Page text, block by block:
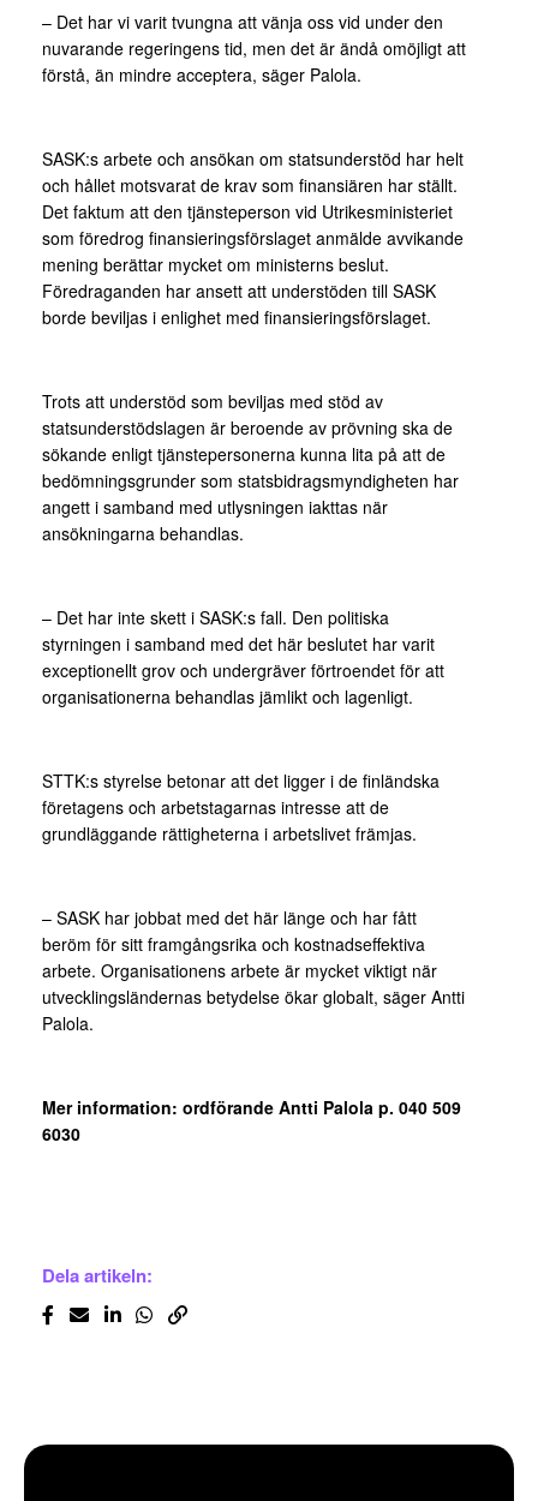
– Det har vi varit tvungna att vänja oss vid under den
nuvarande regeringens tid, men det är ändå omöjligt att
förstå, än mindre acceptera, säger Palola.
SASK:s arbete och ansökan om statsunderstöd har helt
och hållet motsvarat de krav som finansiären har ställt.
Det faktum att den tjänsteperson vid Utrikesministeriet
som föredrog finansieringsförslaget anmälde avvikande
mening berättar mycket om ministerns beslut.
Föredraganden har ansett att understöden till SASK
borde beviljas i enlighet med finansieringsförslaget.
Trots att understöd som beviljas med stöd av
statsunderstödslagen är beroende av prövning ska de
sökande enligt tjänstepersonerna kunna lita på att de
bedömningsgrunder som statsbidragsmyndigheten har
angett i samband med utlysningen iakttas när
ansökningarna behandlas.
– Det har inte skett i SASK:s fall. Den politiska
styrningen i samband med det här beslutet har varit
exceptionellt grov och undergräver förtroendet för att
organisationerna behandlas jämlikt och lagenligt.
STTK:s styrelse betonar att det ligger i de finländska
företagens och arbetstagarnas intresse att de
grundläggande rättigheterna i arbetslivet främjas.
– SASK har jobbat med det här länge och har fått
beröm för sitt framgångsrika och kostnadseffektiva
arbete. Organisationens arbete är mycket viktigt när
utvecklingsländernas betydelse ökar globalt, säger Antti
Palola.
Mer information: ordförande Antti Palola p. 040 509
6030
Dela artikeln: